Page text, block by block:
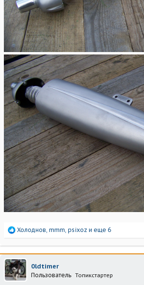
Р
а
к
ц
и
и
Холоднов mmm psixoz и еще 6
0ldtimer
Пользователь Топикстартер